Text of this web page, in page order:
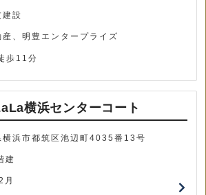
設
産、明豊エンタープライズ
歩11分
横浜センターコート
横浜市都筑区池辺町4035番13号
建